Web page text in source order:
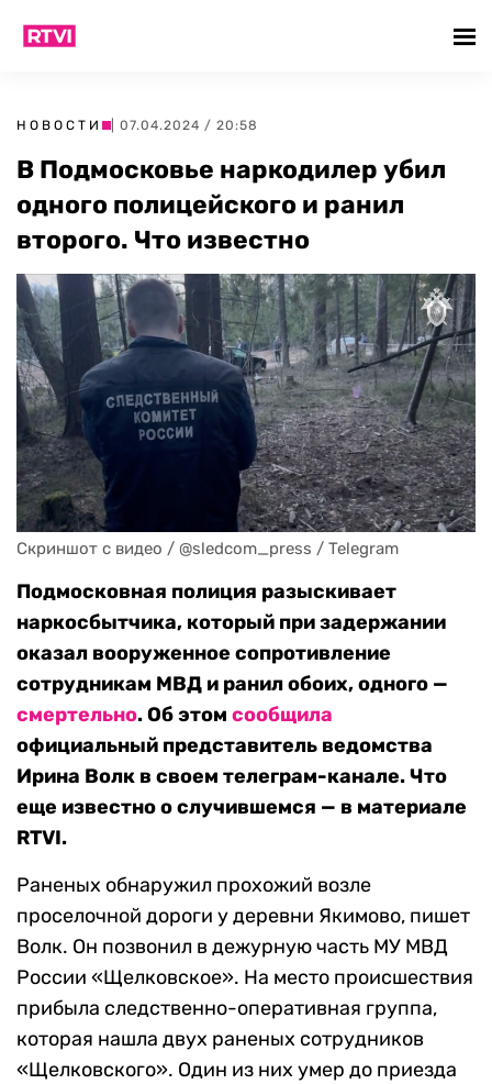
НОВОСТИ | 07.04.2024 / 20:58
В Подмосковье наркодилер убил
одного полицейского и ранил
второго. Что известно
Cкриншот с видео / @sledcom_press / Telegram
Подмосковная полиция разыскивает
наркосбытчика, который при задержании
оказал вооруженное сопротивление
сотрудникам МВД и ранил обоих, одного —
смертельно. Об этом сообщила
официальный представитель ведомства
Ирина Волк в своем телеграм-канале. Что
еще известно о случившемся — в материале
RTVI.
Раненых обнаружил прохожий возле
проселочной дороги у деревни Якимово, пишет
Волк. Он позвонил в дежурную часть МУ МВД
России «Щелковское». На место происшествия
прибыла следственно-оперативная группа,
которая нашла двух раненых сотрудников
«Щелковского». Один из них умер до приезда